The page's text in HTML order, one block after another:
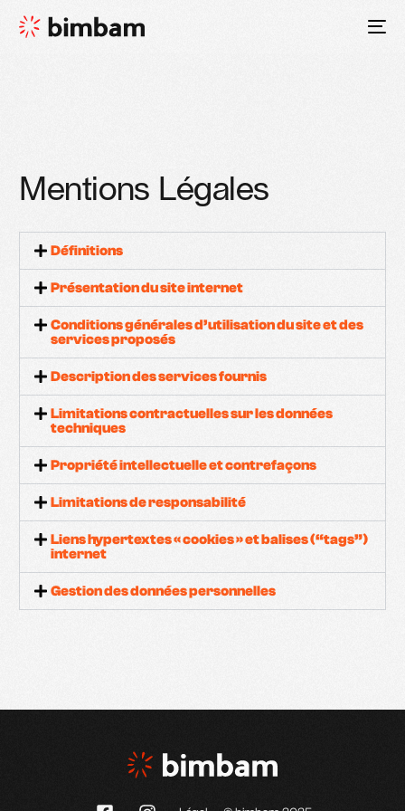
Mentions Légales
Définitions
Présentation du site internet
Conditions générales d’utilisation du site et des
services proposés
Description des services fournis
Limitations contractuelles sur les données
techniques
Propriété intellectuelle et contrefaçons
Limitations de responsabilité
Liens hypertextes « cookies » et balises (“tags”)
internet
Gestion des données personnelles